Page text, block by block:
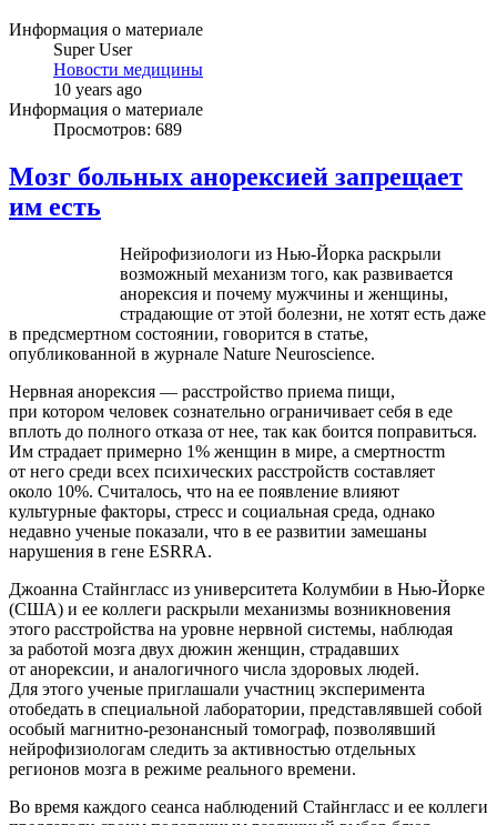
Информация о материале
Super User
Новости медицины
10 years ago
Информация о материале
Просмотров: 689
Мозг больных анорексией запрещает
им есть
Нейрофизиологи из Нью-Йорка раскрыли
возможный механизм того, как развивается
анорексия и почему мужчины и женщины,
страдающие от этой болезни, не хотят есть даже
в предсмертном состоянии, говорится в статье,
опубликованной в журнале Nature Neuroscience.
Нервная анорексия — расстройство приема пищи,
при котором человек сознательно ограничивает себя в еде
вплоть до полного отказа от нее, так как боится поправиться.
Им страдает примерно 1% женщин в мире, а смертностm
от него среди всех психических расстройств составляет
около 10%. Считалось, что на ее появление влияют
культурные факторы, стресс и социальная среда, однако
недавно ученые показали, что в ее развитии замешаны
нарушения в гене ESRRA.
Джоанна Стайнгласс из университета Колумбии в Нью-Йорке
(США) и ее коллеги раскрыли механизмы возникновения
этого расстройства на уровне нервной системы, наблюдая
за работой мозга двух дюжин женщин, страдавших
от анорексии, и аналогичного числа здоровых людей.
Для этого ученые приглашали участниц эксперимента
отобедать в специальной лаборатории, представлявшей собой
особый магнитно-резонансный томограф, позволявший
нейрофизиологам следить за активностью отдельных
регионов мозга в режиме реального времени.
Во время каждого сеанса наблюдений Стайнгласс и ее коллеги